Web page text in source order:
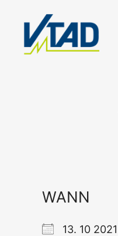
springen
WANN
13. 10 2021